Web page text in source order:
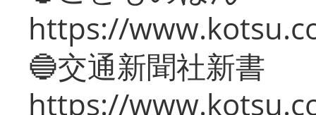
https://
🔵交通新聞社新書
https://